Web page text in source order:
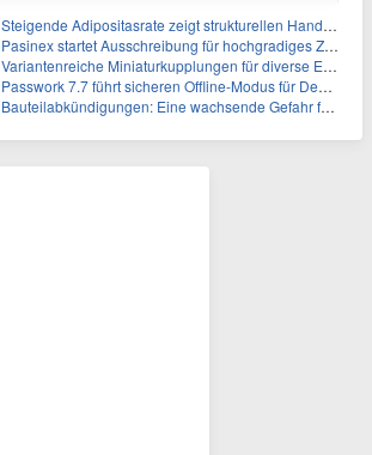
Steigende Adipositasrate zeigt strukturellen Handlungsbedarf bei der Ernährung schulpflichtiger Kinder
Pasinex startet Ausschreibung für hochgradiges Zinksulfidkonzentrat mit Germanium- und Silbergehalten und stellt ein Betriebsupdate bereit
Variantenreiche Miniaturkupplungen für diverse Einsatzbereiche
Passwork 7.7 führt sicheren Offline-Modus für Desktop- und Mobile-Apps ein
Bauteilabkündigungen: Eine wachsende Gefahr für industrielle Elektroniksysteme